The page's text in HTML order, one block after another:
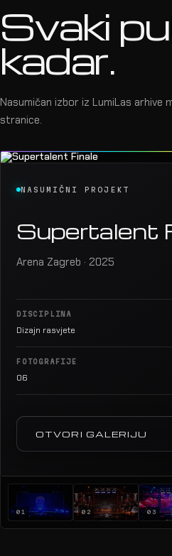
Svaki
kadar.
Nasumičan izbor iz LumiLas arhive
stranice.
NASUMIČNI PROJEKT
Supertalent
Arena Zagreb · 2025
DISCIPLINA
Dizajn rasvjete
FOTOGRAFIJE
06
OTVORI GALERIJU
01 02 03